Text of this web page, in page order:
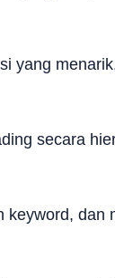
yang
secara
dan